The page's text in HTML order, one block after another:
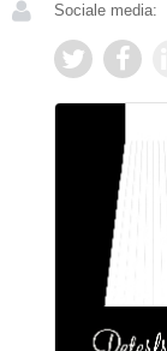
Sociale media: